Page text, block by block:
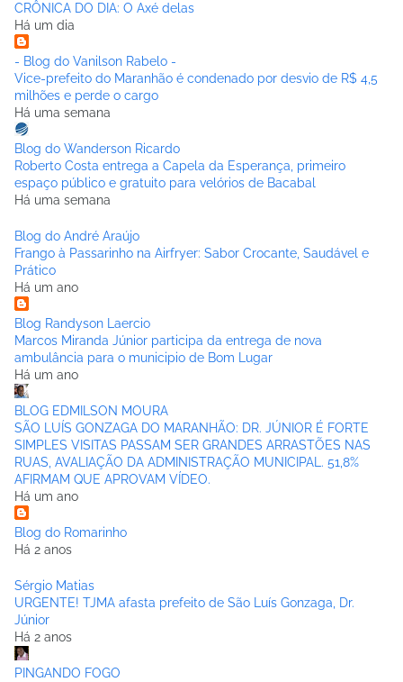
CRÔNICA DO DIA: O Axé delas
Há um dia
- Blog do Vanilson Rabelo -
Vice-prefeito do Maranhão é condenado por desvio de R$ 4,5
milhões e perde o cargo
Há uma semana
Blog do Wanderson Ricardo
Roberto Costa entrega a Capela da Esperança, primeiro
espaço público e gratuito para velórios de Bacabal
Há uma semana
Blog do André Araújo
Frango à Passarinho na Airfryer: Sabor Crocante, Saudável e
Prático
Há um ano
Blog Randyson Laercio
Marcos Miranda Júnior participa da entrega de nova
ambulância para o municipio de Bom Lugar
Há um ano
BLOG EDMILSON MOURA
SÃO LUÍS GONZAGA DO MARANHÃO: DR. JÚNIOR É FORTE
SIMPLES VISITAS PASSAM SER GRANDES ARRASTÕES NAS
RUAS, AVALIAÇÃO DA ADMINISTRAÇÃO MUNICIPAL. 51,8%
AFIRMAM QUE APROVAM VÍDEO.
Há um ano
Blog do Romarinho
Há 2 anos
Sérgio Matias
URGENTE! TJMA afasta prefeito de São Luís Gonzaga, Dr.
Júnior
Há 2 anos
PINGANDO FOGO